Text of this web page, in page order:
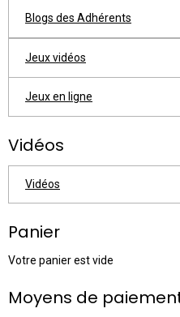
Blogs des Adhérents
Jeux vidéos
Jeux en ligne
Vidéos
Vidéos
Panier
Votre panier est vide
Moyens de